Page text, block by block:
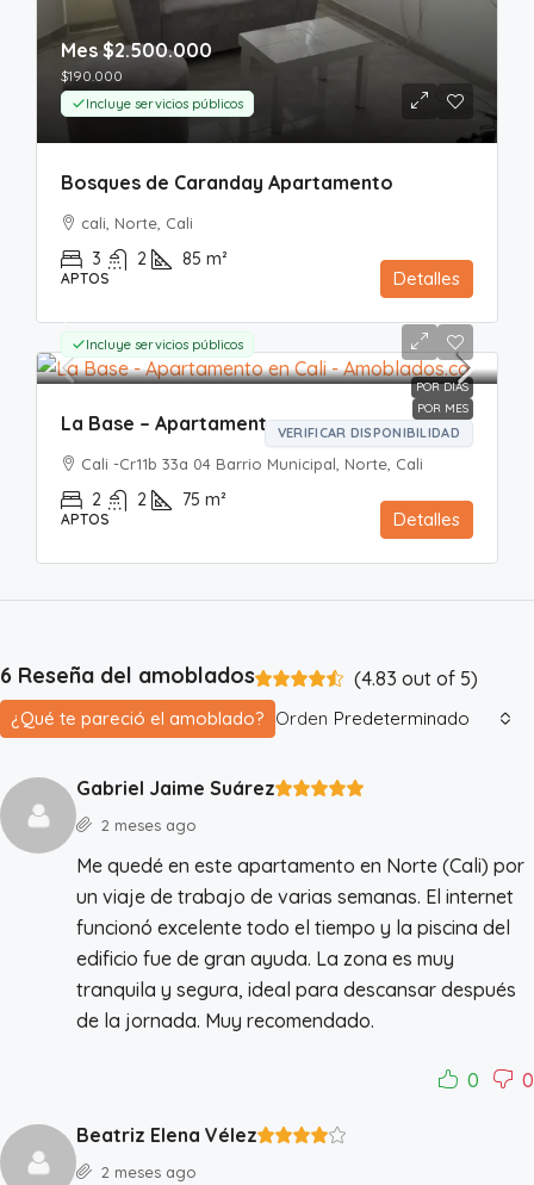
Mes$2.500.000
$190.000
Incluye servicios públicos
Bosques de Caranday Apartamento
cali, Norte, Cali
3 2 85 m²
APTOS Detalles
POR DIAS
POR MES
VERIFICAR DISPONIBILIDAD
Mes$2.000.000
Incluye servicios públicos
La Base – Apartamento
Cali -Cr11b 33a 04 Barrio Municipal, Norte, Cali
2 2 75 m²
APTOS Detalles
6 Reseña del amoblados (4.83 out of 5)
Orden Predeterminado
¿Qué te pareció el amoblado?
Gabriel Jaime Suárez
2 meses ago
Me quedé en este apartamento en Norte (Cali) por
un viaje de trabajo de varias semanas. El internet
funcionó excelente todo el tiempo y la piscina del
edificio fue de gran ayuda. La zona es muy
tranquila y segura, ideal para descansar después
de la jornada. Muy recomendado.
0 0
Beatriz Elena Vélez
2 meses ago